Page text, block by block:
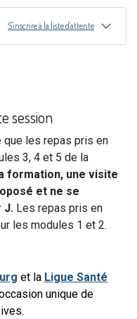
S'inscrire à la liste d'attente
session
que les repas pris en
3, 4 et 5 de la
formation, une visite
et ne se
J. Les repas pris en
les modules 1 et 2.
et la Ligue Santé
unique de